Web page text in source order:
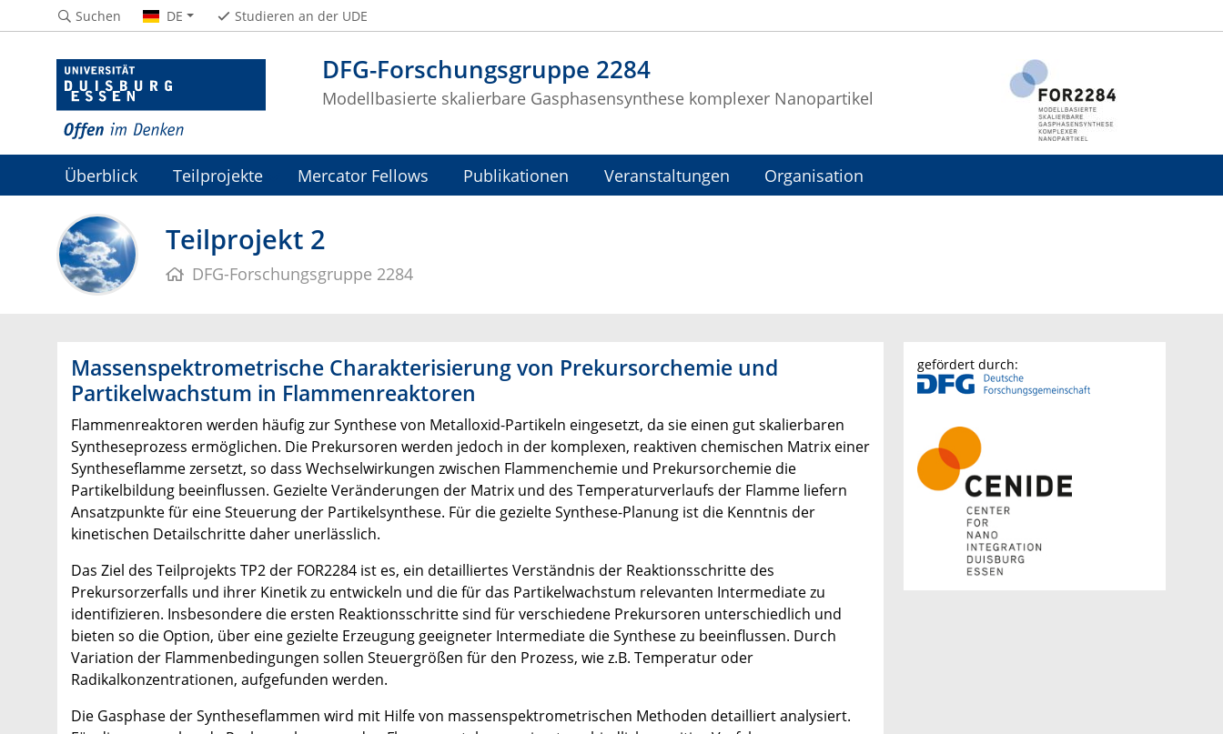
DFG-Forschungsgruppe 2284
Modellbasierte skalierbare Gasphasensynthese komplexer Nanopartikel
Suchen DE Studieren an der UDE
Überblick Teilprojekte Mercator Fellows Publikationen Veranstaltungen Organisation
Teilprojekt 2
DFG-Forschungsgruppe 2284
Massenspektrometrische Charakterisierung von Prekursorchemie und
Partikelwachstum in Flammenreaktoren
Flammenreaktoren werden häufig zur Synthese von Metalloxid-Partikeln eingesetzt, da sie einen gut skalierbaren
Syntheseprozess ermöglichen. Die Prekursoren werden jedoch in der komplexen, reaktiven chemischen Matrix einer
Syntheseflamme zersetzt, so dass Wechselwirkungen zwischen Flammenchemie und Prekursorchemie die
Partikelbildung beeinflussen. Gezielte Veränderungen der Matrix und des Temperaturverlaufs der Flamme liefern
Ansatzpunkte für eine Steuerung der Partikelsynthese. Für die gezielte Synthese-Planung ist die Kenntnis der
kinetischen Detailschritte daher unerlässlich.
Das Ziel des Teilprojekts TP2 der FOR2284 ist es, ein detailliertes Verständnis der Reaktionsschritte des
Prekursorzerfalls und ihrer Kinetik zu entwickeln und die für das Partikelwachstum relevanten Intermediate zu
identifizieren. Insbesondere die ersten Reaktionsschritte sind für verschiedene Prekursoren unterschiedlich und
bieten so die Option, über eine gezielte Erzeugung geeigneter Intermediate die Synthese zu beeinflussen. Durch
Variation der Flammenbedingungen sollen Steuergrößen für den Prozess, wie z.B. Temperatur oder
Radikalkonzentrationen, aufgefunden werden.
Die Gasphase der Syntheseflammen wird mit Hilfe von massenspektrometrischen Methoden detailliert analysiert.
gefördert durch: